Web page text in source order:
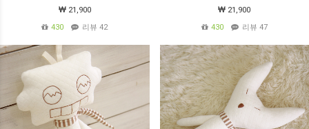
21,900
430
리뷰 42
21,900
430
리뷰 47